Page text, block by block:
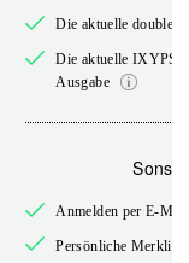
Die aktuelle double-
Die aktuelle
Ausgabe
Anmelden per E-Mail
Persönliche